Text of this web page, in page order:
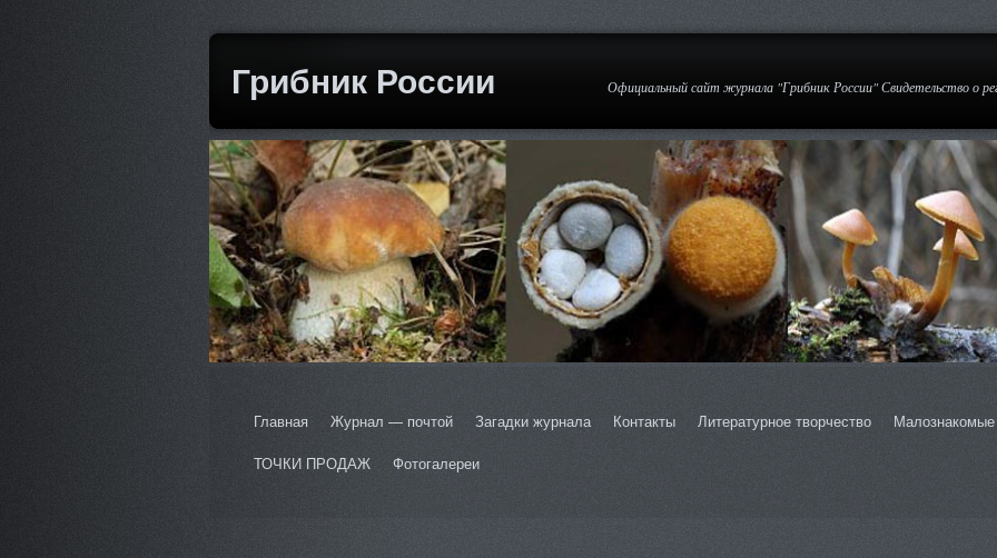
Грибник России Официальный сайт журнала "Грибник России" Свидетельство о
Главная Журнал — почтой Загадки журнала Контакты Литературное творчество
ТОЧКИ ПРОДАЖ
Фотогалереи